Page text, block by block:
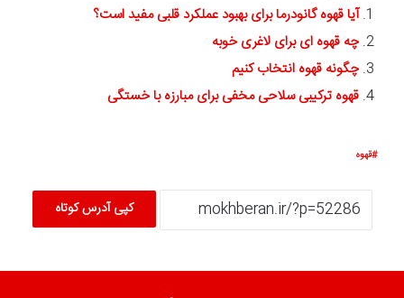
آیا قهوه گانودرما برای بهبود عملکرد قلبی مفید است؟
چه قهوه ای برای لاغری خوبه
چگونه قهوه انتخاب کنیم
قهوه ترکیبی سلاحی مخفی برای مبارزه با خستگی
قهوه
کپی آدرس کوتاه